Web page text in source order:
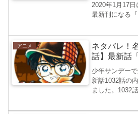
2020年1月17
最新刊になる
を調べてみま
もおすすめで
る事ができる
アニメ
ネタバレ！
話】最新話
少年サンデー
新話1032話の
ました。1032
19号の掲載さ
連載再開はい